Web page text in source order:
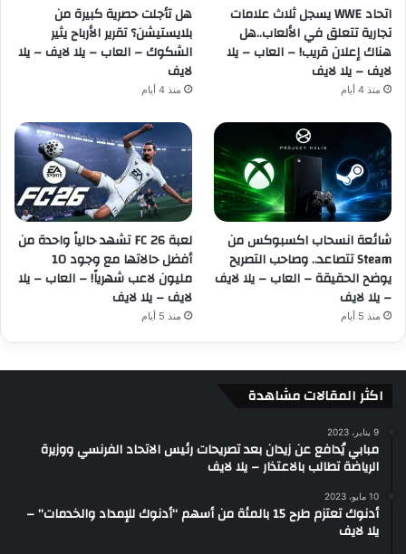
اتحاد WWE يسجل ثلاث علامات
تجارية تتعلق في الألعاب..هل
هناك إعلان قريب! – العاب – يلا
لايف – يلا لايف
منذ 4 أيام
هل تأجلت حصرية كبيرة من
بلايستيشن؟ تقرير الأرباح يثير
الشكوك – العاب – يلا لايف – يلا
لايف
منذ 4 أيام
شائعة انسحاب اكسبوكس من
Steam تتصاعد.. وصاحب التصريح
يوضح الحقيقة – العاب – يلا لايف
– يلا لايف
منذ 5 أيام
لعبة FC 26 تشهد حالياً واحدة من
أفضل حالاتها مع وجود 10
مليون لاعب شهرياً! – العاب – يلا
لايف – يلا لايف
منذ 5 أيام
اكثر المقالات مشاهدة
9 يناير، 2023
مبابي يُدافع عن زيدان بعد تصريحات رئيس الاتحاد الفرنسي ووزيرة
الرياضة تطالب بالاعتذار – يلا لايف
10 مايو، 2023
أدنوك تعتزم طرح 15 بالمئة من أسهم “أدنوك للإمداد والخدمات” –
يلا لايف